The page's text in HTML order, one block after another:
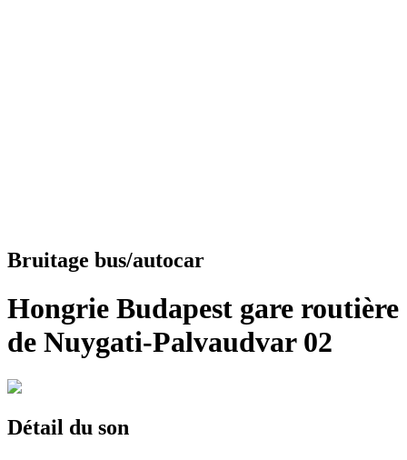
Bruitage bus/autocar
Hongrie Budapest gare routière
de Nuygati-Palvaudvar 02
Détail du son